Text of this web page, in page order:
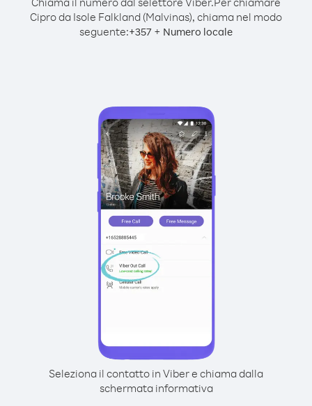
Cipro da Isole Falkland (Malvinas), chiama nel modo
seguente:+357 + Numero locale
Seleziona il contatto in Viber e chiama dalla
schermata informativa